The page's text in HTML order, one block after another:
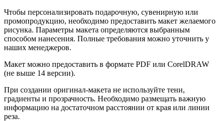
Чтобы персонализировать подарочную, сувенирную или
промопродукцию, необходимо предоставить макет желаемого
рисунка. Параметры макета определяются выбранным
способом нанесения. Полные требования можно уточнить у
наших менеджеров.
Макет можно предоставить в формате PDF или CorelDRAW
(не выше 14 версии).
При создании оригинал-макета не используйте тени,
градиенты и прозрачность. Необходимо размещать важную
информацию на достаточном расстоянии от края или линии
реза.